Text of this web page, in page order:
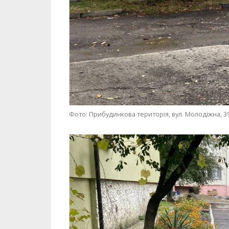
Фото: Прибудинкова територія, вул. Молодіжна,